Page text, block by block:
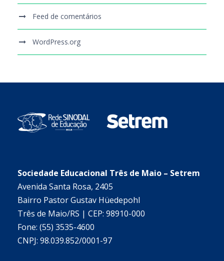
Feed de comentários
WordPress.org
Sociedade Educacional Três de Maio – Setrem
Avenida Santa Rosa, 2405
Bairro Pastor Gustav Hüedepohl
Três de Maio/RS | CEP: 98910-000
Fone: (55) 3535-4600
CNPJ: 98.039.852/0001-97